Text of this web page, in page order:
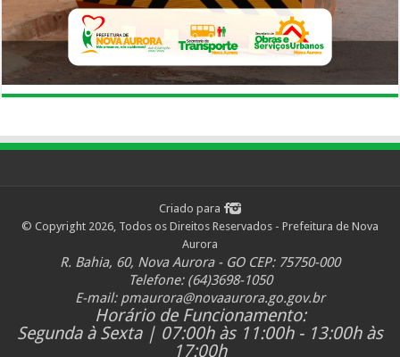
Criado para
© Copyright 2026, Todos os Direitos Reservados - Prefeitura de Nova
Aurora
R. Bahia, 60, Nova Aurora - GO CEP: 75750-000
Telefone: (64)3698-1050
E-mail: pmaurora@novaaurora.go.gov.br
Horário de Funcionamento:
Segunda à Sexta | 07:00h às 11:00h - 13:00h às
17:00h